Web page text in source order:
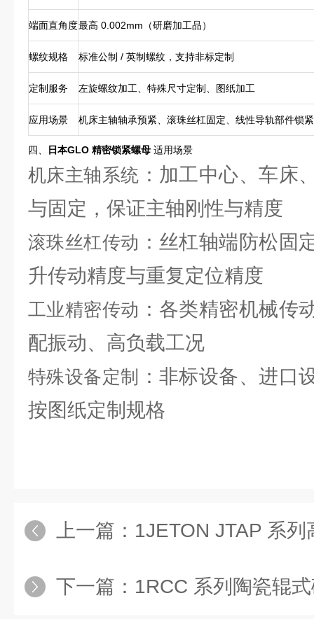
端面直角度最高 0.002mm（研磨加工品）
螺纹规格 标准公制 / 英制螺纹，支持非标定制
定制服务 左旋螺纹加工、特殊尺寸定制、图纸加工
应用场景 机床主轴轴承预紧、滚珠丝杠固定、线性导轨部件锁
四、 日本GLO 精密锁紧螺母 适用场景
机床主轴系统 ：加工中心、车床
与固定，保证主轴刚性与精度
滚珠丝杠传动 ：丝杠轴端防松固
升传动精度与重复定位精度
工业精密传动 ：各类精密机械传
配振动、高负载工况
特殊设备定制
：非标设备、进口
按图纸定制规格
上一篇： 1JETON JTAP 系
下一篇： 1RCC 系列陶瓷辊